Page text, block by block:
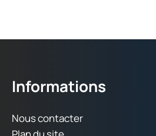
Informations
Nous contacter